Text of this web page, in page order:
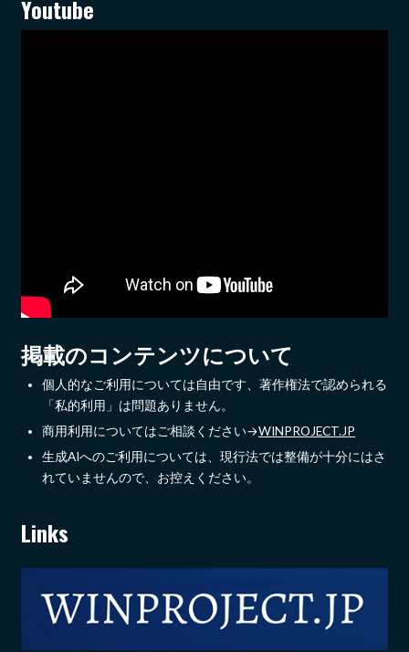
Youtube
掲載のコンテンツについて
個人的なご利用については自由です、著作権法で認められる
「私的利用」は問題ありません。
商用利用についてはご相談ください→WINPROJECT.JP
生成AIへのご利用については、現行法では整備が十分にはさ
れていませんので、お控えください。
Links